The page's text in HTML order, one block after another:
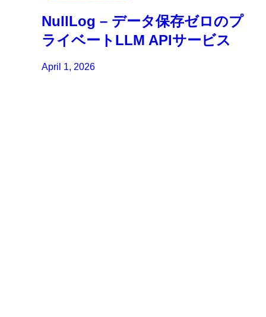
NullLog – データ保存ゼロのプ
ライベートLLM APIサービス
April 1, 2026